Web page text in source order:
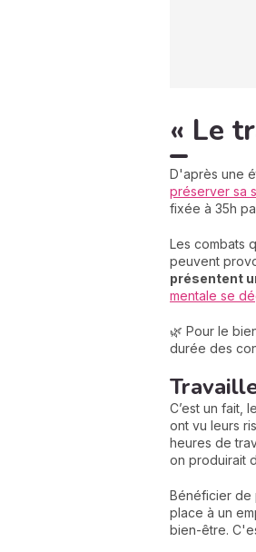
« Le
D'après une
préserver sa
fixée à 35h
Les combats
peuvent
présentent
mentale se
🌿 Pour le
durée des
C’est un fait,
ont vu leurs
heures de
on produirait
Bénéficier de
place à un
bien-être.